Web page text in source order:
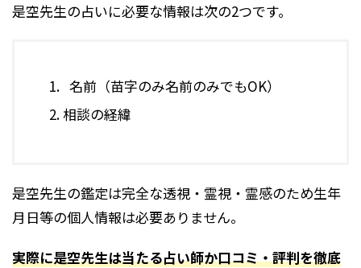
是空先生の占いに必要な情報は次の2つです。
名前（苗字のみ名前のみでもOK）
相談の経緯
是空先生の鑑定は完全な透視・霊視・霊感のため生年
月日等の個人情報は必要ありません。
実際に是空先生は当たる占い師か口コミ・評判を徹底